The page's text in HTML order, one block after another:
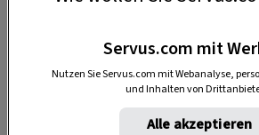
Akzeptiere bitte die Drittanbieter-
zu sehen.
COOKIE-
Servus.com mit
Nutzen Sie Servus.com mit Webanalyse,
und Inhalten von
Alle akzeptieren